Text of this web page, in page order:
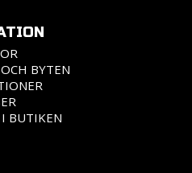
BYTEN
BUTIKEN